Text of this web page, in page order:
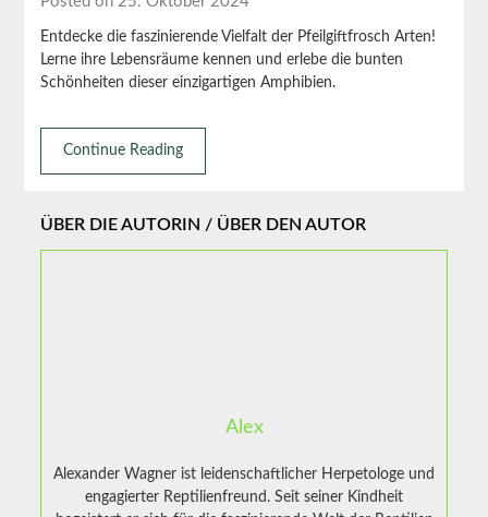
Entdecke die faszinierende Vielfalt der Pfeilgiftfrosch Arten!
Lerne ihre Lebensräume kennen und erlebe die bunten
Schönheiten dieser einzigartigen Amphibien.
Continue Reading
ÜBER DIE AUTORIN / ÜBER DEN AUTOR
Alex
Alexander Wagner ist leidenschaftlicher Herpetologe und
engagierter Reptilienfreund. Seit seiner Kindheit